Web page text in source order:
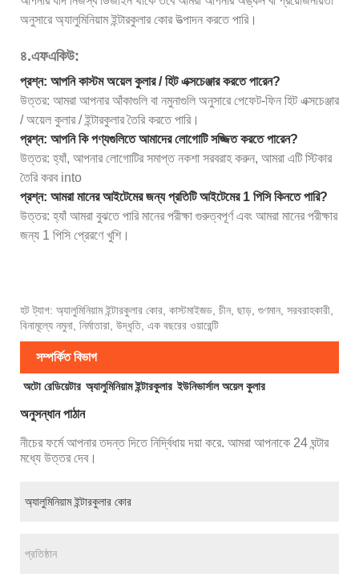
অনুসারে অ্যালুমিনিয়াম ইন্টারকুলার কোর উত্পাদন করতে পারি।
৪.এফএকিউ:
প্রশ্ন: আপনি কাস্টম অয়েল কুলার / হিট এক্সচেঞ্জার করতে পারেন?
উত্তর: আমরা আপনার আঁকাগুলি বা নমুনাগুলি অনুসারে পেফেট-ফিন হিট এক্সচেঞ্জার
/ অয়েল কুলার / ইন্টারকুলার তৈরি করতে পারি।
প্রশ্ন: আপনি কি পণ্যগুলিতে আমাদের লোগোটি সজ্জিত করতে পারেন?
উত্তর: হ্যাঁ, আপনার লোগোটির সমাপ্ত নকশা সরবরাহ করুন, আমরা এটি স্টিকার
তৈরি করব into
প্রশ্ন: আমরা মানের আইটেমের জন্য প্রতিটি আইটেমের 1 পিসি কিনতে পারি?
উত্তর: হ্যাঁ আমরা বুঝতে পারি মানের পরীক্ষা গুরুত্বপূর্ণ এবং আমরা মানের পরীক্ষার
জন্য 1 পিসি প্রেরণে খুশি।
হট ট্যাগ: অ্যালুমিনিয়াম ইন্টারকুলার কোর, কাস্টমাইজড, চীন, ছাড়, গুণমান, সরবরাহকারী,
বিনামূল্যে নমুনা, নির্মাতারা, উদ্ধৃতি, এক বছরের ওয়ারেন্টি
সম্পর্কিত বিভাগ
অটো রেডিয়েটার অ্যালুমিনিয়াম ইন্টারকুলার ইউনিভার্সাল অয়েল কুলার
অনুসন্ধান পাঠান
নীচের ফর্মে আপনার তদন্ত দিতে নির্দ্বিধায় দয়া করে. আমরা আপনাকে 24 ঘন্টার
মধ্যে উত্তর দেব।